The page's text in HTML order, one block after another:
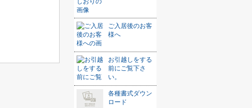
ご入居後のお客
様へ
お引越しをする
前にご覧下さ
い。
各種書式ダウン
ロード